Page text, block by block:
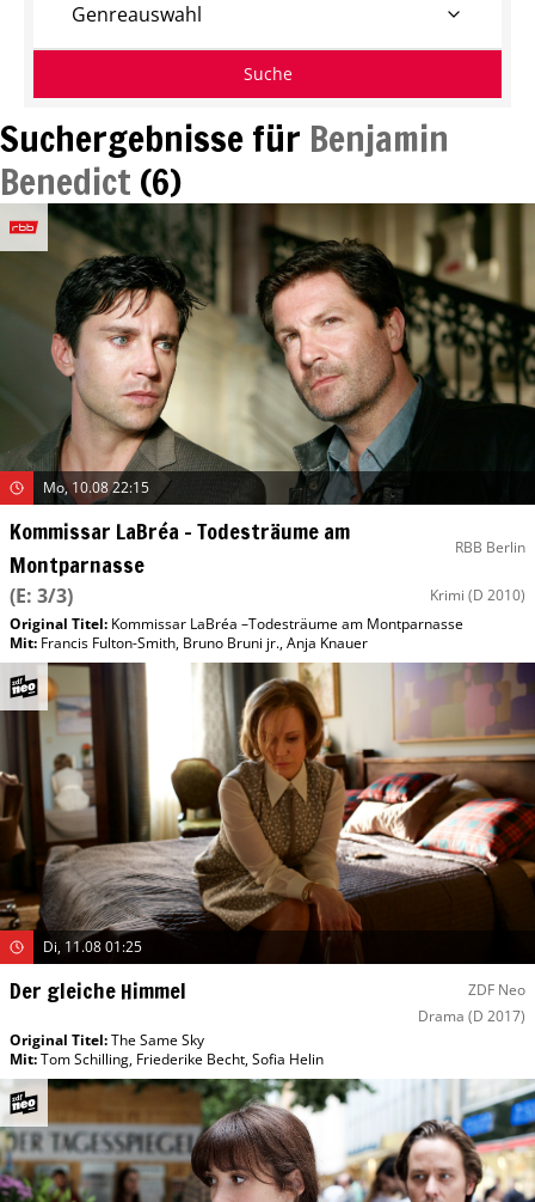
Suchergebnisse für Benjamin
Benedict (6)
Mo, 10.08 22:15
Kommissar LaBréa – Todesträume am
Montparnasse
RBB Berlin
(E: 3/3) Krimi (D 2010)
Original Titel: Kommissar LaBréa –Todesträume am Montparnasse
Mit: Francis Fulton-Smith, Bruno Bruni jr.,Anja Knauer
Di, 11.08 01:25
Der gleiche Himmel
ZDF Neo
Drama (D 2017)
Original Titel:The Same Sky
Mit:Tom Schilling, Friederike Becht,Sofia Helin
Genreauswahl
Suche